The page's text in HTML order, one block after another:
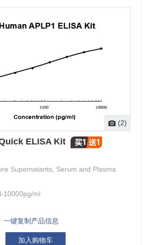
(2)
ELISA Kit
Supernatants, Serum and Plasma
10000pg/ml
一键复制产品信息
加入购物车